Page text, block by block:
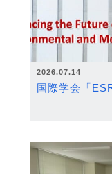
2026.07.14
国際学会「